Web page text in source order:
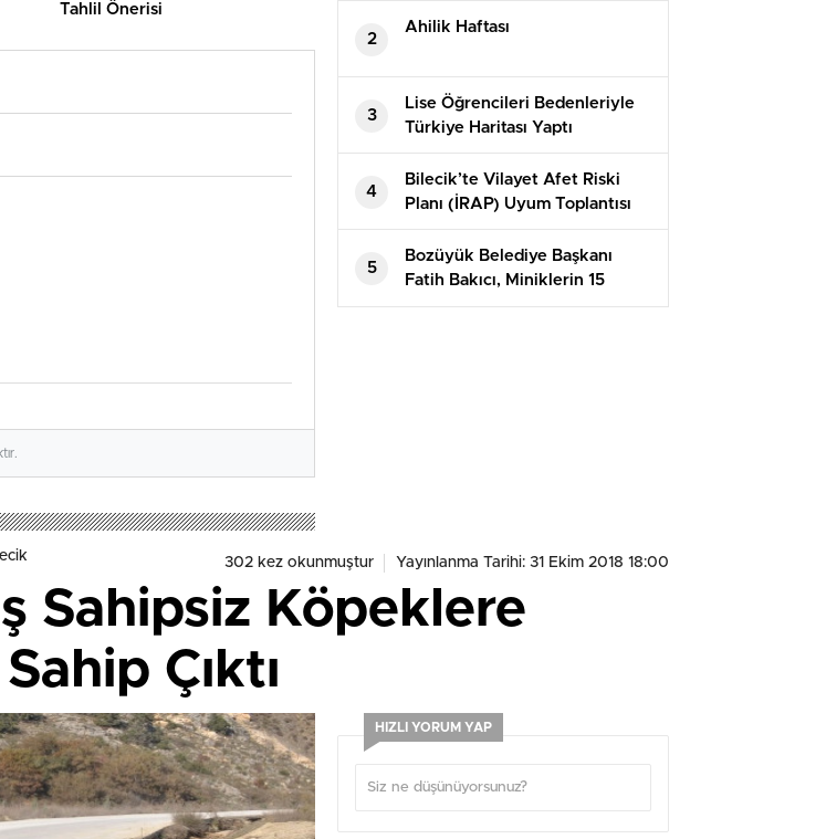
Tahlil Önerisi
2
Ahilik Haftası
3
Lise Öğrencileri Bedenleriyle
Türkiye Haritası Yaptı
4
Bilecik’te Vilayet Afet Riski
Planı (İRAP) Uyum Toplantısı
Yapıldı
5
Bozüyük Belediye Başkanı
Fatih Bakıcı, Miniklerin 15
Temmuz Programına Katıldı
302 kez okunmuştur Yayınlanma Tarihi: 31 Ekim 2018 18:00
Sahipsiz Köpeklere
Çıktı
HIZLI YORUM YAP